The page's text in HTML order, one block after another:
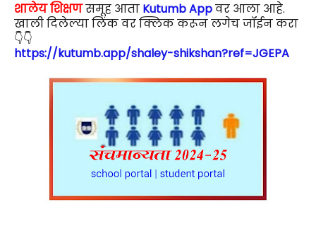
शालेय शिक्षणसमूह आता Kutumb Appवर आला आहे.
खाली दिलेल्या लिंक वर क्लिक करून लगेच जॉईन करा
👇👇
https://kutumb.app/shaley-shikshan?ref=JGEPA